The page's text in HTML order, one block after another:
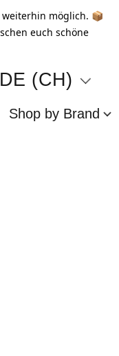
möglich. 📦
euch schöne
DE (CH)
Shop by Brand